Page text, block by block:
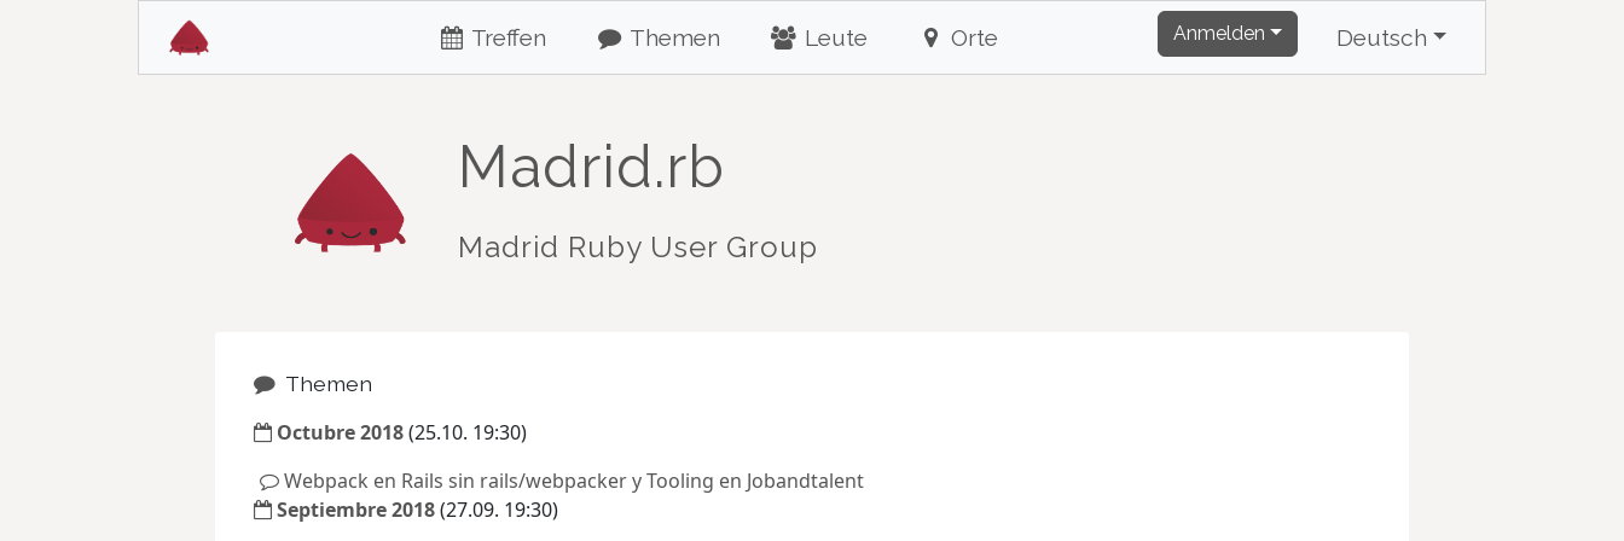
Treffen Themen Leute Orte Anmelden Deutsch
Madrid.rb
Madrid Ruby User Group
Themen
Octubre 2018(25.10. 19:30)
Webpack en Rails sin rails/webpacker y Tooling en Jobandtalent
Septiembre 2018(27.09. 19:30)